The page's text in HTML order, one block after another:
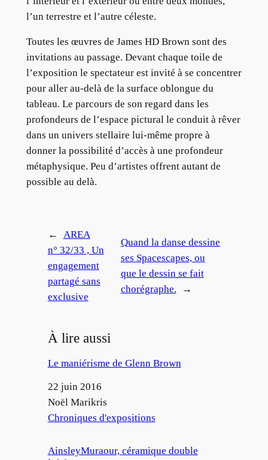
l’un terrestre et l’autre céleste.
Toutes les œuvres de James HD Brown sont des
invitations au passage. Devant chaque toile de
l’exposition le spectateur est invité à se concentrer
pour aller au-delà de la surface oblongue du
tableau. Le parcours de son regard dans les
profondeurs de l’espace pictural le conduit à rêver
dans un univers stellaire lui-même propre à
donner la possibilité d’accès à une profondeur
métaphysique. Peu d’artistes offrent autant de
possible au delà.
←
AREA
n° 32/33 , Un
engagement
partagé sans
exclusive
Quand la danse dessine
ses Spacescapes, ou
que le dessin se fait
chorégraphe.
→
À lire aussi
Le maniérisme de Glenn Brown
Date
22 juin 2016
Auteur
Noël Marikris
Par rapport à
Chroniques d'expositions
AinsleyMuraour, céramique double